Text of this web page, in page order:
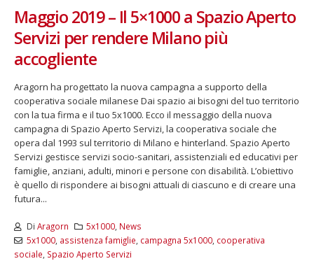
Maggio 2019 – Il 5×1000 a Spazio Aperto
Servizi per rendere Milano più
accogliente
Aragorn ha progettato la nuova campagna a supporto della
cooperativa sociale milanese Dai spazio ai bisogni del tuo territorio
con la tua firma e il tuo 5x1000. Ecco il messaggio della nuova
campagna di Spazio Aperto Servizi, la cooperativa sociale che
opera dal 1993 sul territorio di Milano e hinterland. Spazio Aperto
Servizi gestisce servizi socio-sanitari, assistenziali ed educativi per
famiglie, anziani, adulti, minori e persone con disabilità. L’obiettivo
è quello di rispondere ai bisogni attuali di ciascuno e di creare una
futura...
Di Aragorn 5x1000 News
5x1000, assistenza famiglie campagna 5x1000, cooperativa
sociale Spazio Aperto Servizi